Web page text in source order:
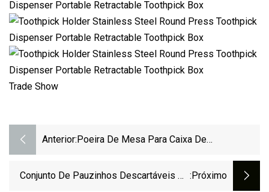
Trade Show
Anterior: Poeira De Mesa Para Caixa De
Conjunto De Pauzinhos Descartáveis ​​de :próximo